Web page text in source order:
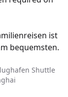
ist
bequemsten.
Shuttle